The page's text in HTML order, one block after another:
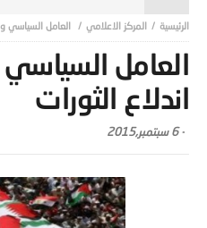
المركز الاعلامي العامل السياسي
العامل
اندلاع الثورات
-6 سبتمبر,2015